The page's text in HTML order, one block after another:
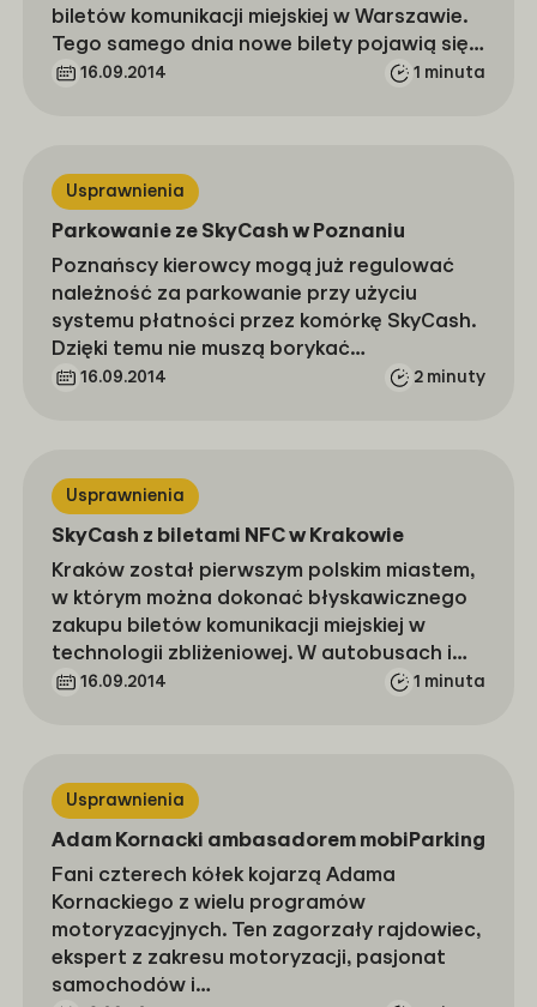
biletów komunikacji miejskiej w Warszawie.
Tego samego dnia nowe bilety pojawią się…
16.09.2014 1 minuta
Usprawnienia
Parkowanie ze SkyCash w Poznaniu
Poznańscy kierowcy mogą już regulować
należność za parkowanie przy użyciu
systemu płatności przez komórkę SkyCash.
Dzięki temu nie muszą borykać…
16.09.2014 2 minuty
Usprawnienia
SkyCash z biletami NFC w Krakowie
Kraków został pierwszym polskim miastem,
w którym można dokonać błyskawicznego
zakupu biletów komunikacji miejskiej w
technologii zbliżeniowej. W autobusach i…
16.09.2014 1 minuta
Usprawnienia
Adam Kornacki ambasadorem mobiParking
Fani czterech kółek kojarzą Adama
Kornackiego z wielu programów
motoryzacyjnych. Ten zagorzały rajdowiec,
ekspert z zakresu motoryzacji, pasjonat
samochodów i…